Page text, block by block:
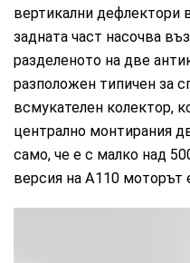
вертикални дефлектори
задната част насочва
разделеното на две
разположен типичен за
всмукателен колектор,
централно монтирания
само, че е с малко над
версия на А110 моторът